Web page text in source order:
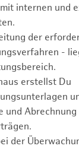
internen und
der
-
erstellst Du
und
der